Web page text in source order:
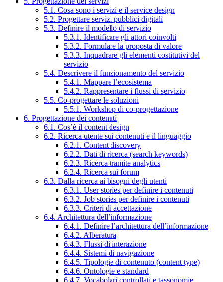
5.1. Cosa sono i servizi e il service design
5.2. Progettare servizi pubblici digitali
5.3. Definire il modello di servizio
5.3.1. Identificare gli attori coinvolti
5.3.2. Formulare la proposta di valore
5.3.3. Inquadrare gli elementi costitutivi del
servizio
5.4. Descrivere il funzionamento del servizio
5.4.1. Mappare l’ecosistema
5.4.2. Rappresentare i flussi di servizio
5.5. Co-progettare le soluzioni
5.5.1. Workshop di co-progettazione
6. Progettazione dei contenuti
6.1. Cos’è il content design
6.2. Ricerca utente sui contenuti e il linguaggio
6.2.1. Content discovery
6.2.2. Dati di ricerca (search keywords)
6.2.3. Ricerca tramite analytics
6.2.4. Ricerca sui forum
6.3. Dalla ricerca ai bisogni degli utenti
6.3.1. User stories per definire i contenuti
6.3.2. Job stories per definire i contenuti
6.3.3. Criteri di accettazione
6.4. Architettura dell’informazione
6.4.1. Definire l’architettura dell’informazione
6.4.2. Alberatura
6.4.3. Flussi di interazione
6.4.4. Sistemi di navigazione
6.4.5. Tipologie di contenuto (content type)
6.4.6. Ontologie e standard
6.4.7. Vocabolari controllati e tassonomie